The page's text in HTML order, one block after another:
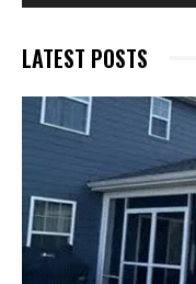
LATEST POSTS